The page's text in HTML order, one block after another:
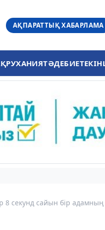
АҚПАРАТТЫҚ ХАБАРЛАМА
РУХАНИЯТӘДЕБИЕТ
8 секунд сайын бір адамның